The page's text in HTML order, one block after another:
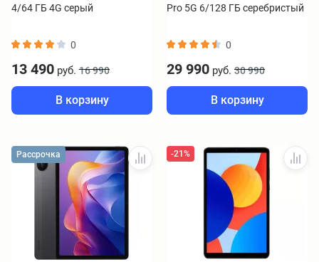
4/64 ГБ 4G серый
0
13 490 руб. 16 990
В корзину
Pro 5G 6/128 ГБ серебристый
0
29 990 руб. 30 990
В корзину
Рассрочка -21%